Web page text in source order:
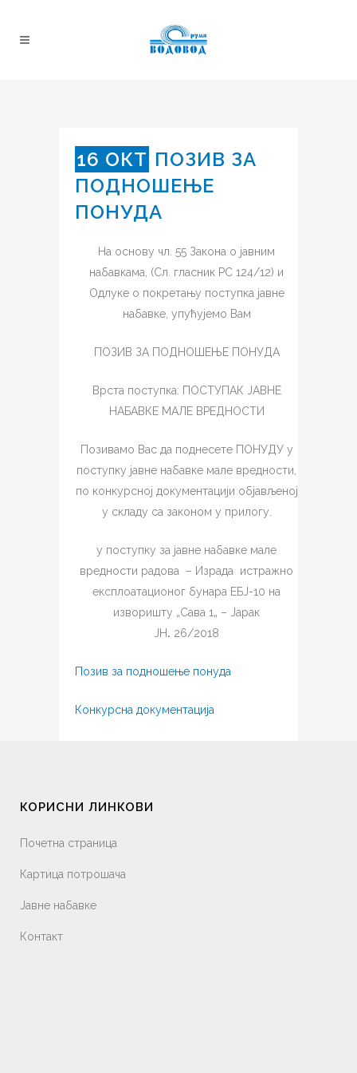
16 ОКТ ПОЗИВ ЗА
ПОДНОШЕЊЕ
ПОНУДА
На основу чл. 55 Закона о јавним
набавкама, (Сл. гласник РС 124/12) и
Одлуке о покретању поступка јавне
набавке, упућујемо Вам
ПOЗИВ ЗА ПОДНОШЕЊЕ ПОНУДА
Врста поступка: ПОСТУПАК ЈАВНЕ
НАБАВКЕ МАЛЕ ВРЕДНОСТИ
Позивамо Вас да поднесете ПОНУДУ у
поступку јавне набавке мале вредности,
по конкурсној документацији објављеној
у складу са законом у прилогу.
у поступку за јавне набавке мале
вредности радова
– Израда
истражно
експлоатационог бунара ЕБЈ-10 на
изворишту „Сава 1„ – Јарак
ЈН. 26/2018
Позив за подношење понуда
Конкурсна документација
КОРИСНИ ЛИНКОВИ
Почетна страница
Картица потрошача
Јавне набавке
Контакт